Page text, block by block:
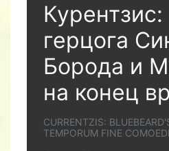
герцога
Борода и
на конец
CURRENTZIS:
TEMPORUM FINE